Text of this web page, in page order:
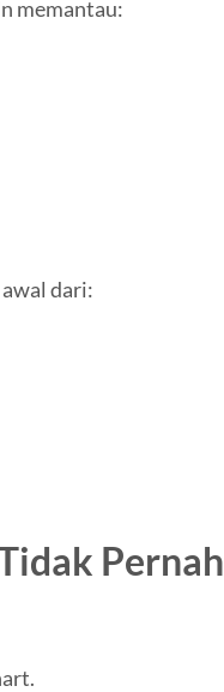
memantau:
dari:
Pernah